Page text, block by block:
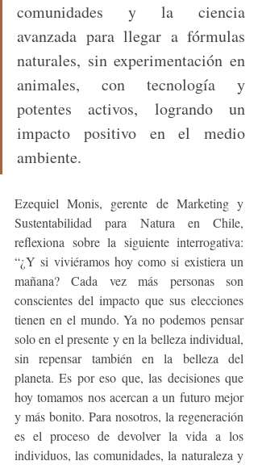
comunidades y la ciencia
avanzada para llegar a fórmulas
naturales, sin experimentación en
animales, con tecnología y
potentes activos, logrando un
impacto positivo en el medio
ambiente.
Ezequiel Monis, gerente de Marketing y
Sustentabilidad para Natura en Chile,
reflexiona sobre la siguiente interrogativa:
“¿Y si viviéramos hoy como si existiera un
mañana? Cada vez más personas son
conscientes del impacto que sus elecciones
tienen en el mundo. Ya no podemos pensar
solo en el presente y en la belleza individual,
sin repensar también en la belleza del
planeta. Es por eso que, las decisiones que
hoy tomamos nos acercan a un futuro mejor
y más bonito. Para nosotros, la regeneración
es el proceso de devolver la vida a los
individuos, las comunidades, la naturaleza y